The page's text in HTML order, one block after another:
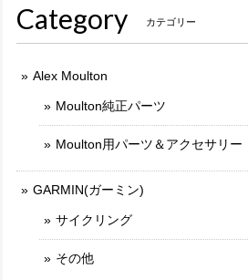
Category カテゴリー
Alex Moulton
Moulton純正パーツ
Moulton用パーツ＆アクセサリー
GARMIN(ガーミン)
サイクリング
その他